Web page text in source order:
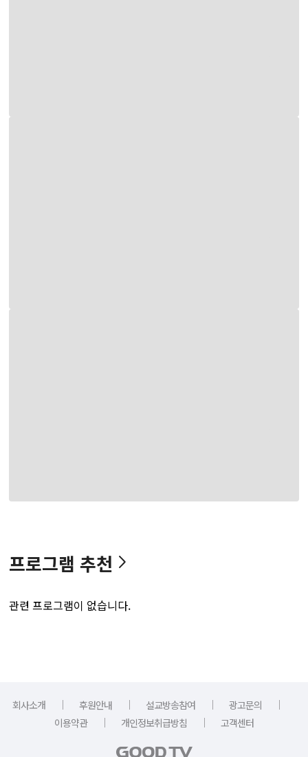
프로그램 추천
관련 프로그램이 없습니다.
회사소개 ｜ 후원안내 ｜ 설교방송참여 ｜ 광고문의
｜
이용약관
｜ 개인정보취급방침 ｜ 고객센터